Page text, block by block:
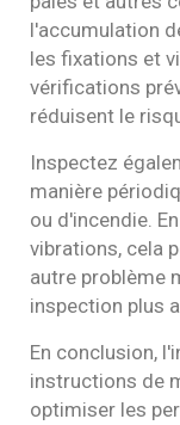
l'accumulation
les fixations et
vérifications
réduisent le
Inspectez
manière
ou d'incendie.
vibrations, cela
autre problème
inspection plus
En conclusion,
instructions de
optimiser les